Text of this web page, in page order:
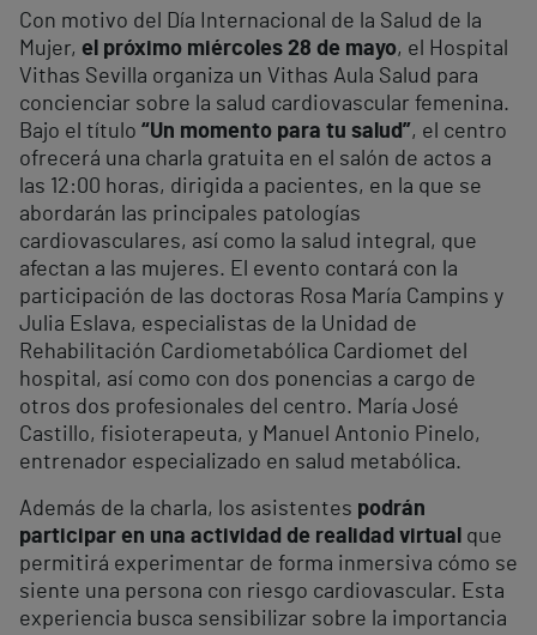
Con motivo del Día Internacional de la Salud de la
Mujer, el próximo miércoles 28 de mayo, el Hospital
Vithas Sevilla organiza un Vithas Aula Salud para
concienciar sobre la salud cardiovascular femenina.
Bajo el título “Un momento para tu salud”, el centro
ofrecerá una charla gratuita en el salón de actos a
las 12:00 horas, dirigida a pacientes, en la que se
abordarán las principales patologías
cardiovasculares, así como la salud integral, que
afectan a las mujeres. El evento contará con la
participación de las doctoras Rosa María Campins y
Julia Eslava, especialistas de la Unidad de
Rehabilitación Cardiometabólica Cardiomet del
hospital, así como con dos ponencias a cargo de
otros dos profesionales del centro. María José
Castillo, fisioterapeuta, y Manuel Antonio Pinelo,
entrenador especializado en salud metabólica.
Además de la charla, los asistentes podrán
participar en una actividad de realidad virtual que
permitirá experimentar de forma inmersiva cómo se
siente una persona con riesgo cardiovascular. Esta
experiencia busca sensibilizar sobre la importancia